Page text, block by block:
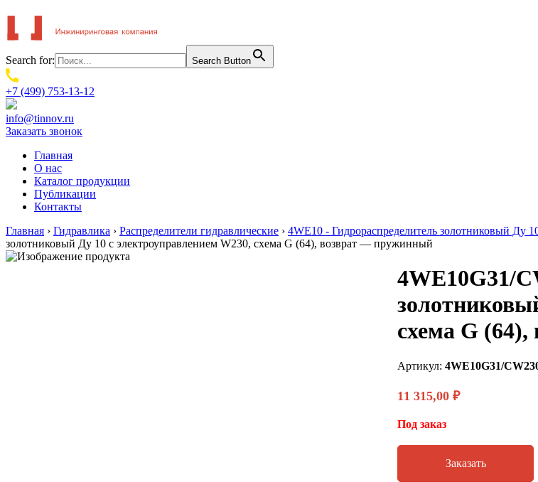
Search for: Search Button
+7 (499) 753-13-12
info@tinnov.ru
Заказать звонок
Главная
О нас
Каталог продукции
Публикации
Контакты
Главная › Гидравлика › Распределители гидравлические › 4WE10 - Гидрораспределитель золотниковый Ду
золотниковый Ду 10 с электроуправлением W230, схема G (64), возврат — пружинный
4WE10G31/
схема G
Артикул:4WE10G31/
11 315,00₽
Под заказ
Заказать